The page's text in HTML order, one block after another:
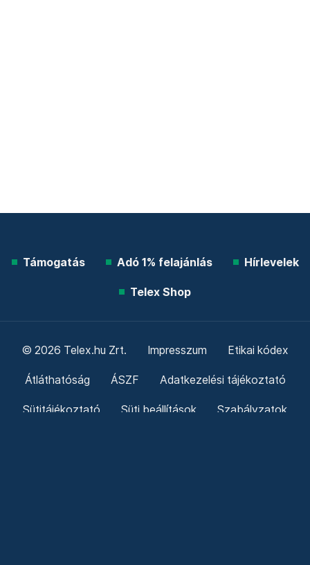
Támogatás Adó 1% felajánlás Hírlevelek
Telex Shop
© 2026 Telex.hu Zrt. Impresszum Etikai kódex
Átláthatóság ÁSZF Adatkezelési tájékoztató
Sütitájékoztató Süti beállítások Szabályzatok